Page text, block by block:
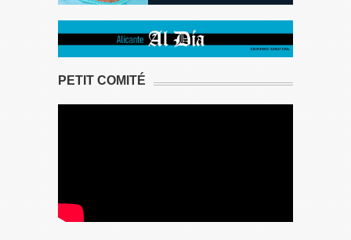
PETIT COMITÉ